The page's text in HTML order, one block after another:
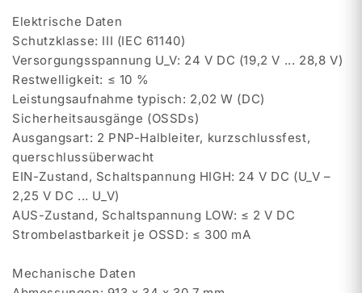
Elektrische Daten
Schutzklasse: III (IEC 61140)
Versorgungsspannung U_V: 24 V DC (19,2 V ... 28,8 V)
Restwelligkeit: ≤ 10 %
Leistungsaufnahme typisch: 2,02 W (DC)
Sicherheitsausgänge (OSSDs)
Ausgangsart: 2 PNP-Halbleiter, kurzschlussfest,
querschlussüberwacht
EIN-Zustand, Schaltspannung HIGH: 24 V DC (U_V –
2,25 V DC ... U_V)
AUS-Zustand, Schaltspannung LOW: ≤ 2 V DC
Strombelastbarkeit je OSSD: ≤ 300 mA
Mechanische Daten